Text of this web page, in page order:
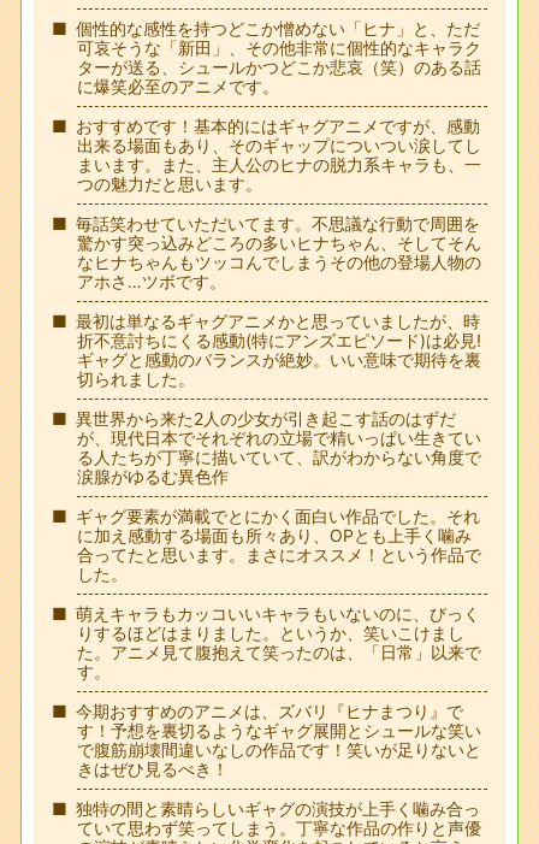
個性的な感性を持つどこか憎めない「ヒナ」と、ただ
可哀そうな「新田」、その他非常に個性的なキャラク
ターが送る、シュールかつどこか悲哀（笑）のある話
に爆笑必至のアニメです。
おすすめです！基本的にはギャグアニメですが、感動
出来る場面もあり、そのギャップについつい涙してし
まいます。また、主人公のヒナの脱力系キャラも、一
つの魅力だと思います。
毎話笑わせていただいてます。不思議な行動で周囲を
驚かす突っ込みどころの多いヒナちゃん、そしてそん
なヒナちゃんもツッコんでしまうその他の登場人物の
アホさ…ツボです。
最初は単なるギャグアニメかと思っていましたが、時
折不意討ちにくる感動(特にアンズエピソード)は必見!
ギャグと感動のバランスが絶妙。いい意味で期待を裏
切られました。
異世界から来た2人の少女が引き起こす話のはずだ
が、現代日本でそれぞれの立場で精いっぱい生きてい
る人たちが丁寧に描いていて、訳がわからない角度で
涙腺がゆるむ異色作
ギャグ要素が満載でとにかく面白い作品でした。それ
に加え感動する場面も所々あり、OPとも上手く噛み
合ってたと思います。まさにオススメ！という作品で
した。
萌えキャラもカッコいいキャラもいないのに、びっく
りするほどはまりました。というか、笑いこけまし
た。アニメ見て腹抱えて笑ったのは、「日常」以来で
す。
今期おすすめのアニメは、ズバリ『ヒナまつり』で
す！予想を裏切るようなギャグ展開とシュールな笑い
で腹筋崩壊間違いなしの作品です！笑いが足りないと
きはぜひ見るべき！
独特の間と素晴らしいギャグの演技が上手く噛み合っ
ていて思わず笑ってしまう。丁寧な作品の作りと声優